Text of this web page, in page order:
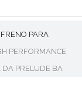
PARA
PERFORMANCE
DA PRELUDE BA